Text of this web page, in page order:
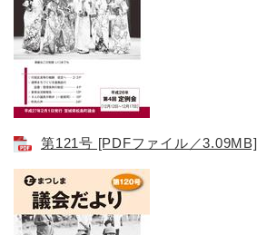
第121号 [PDFファイル／3.09MB]